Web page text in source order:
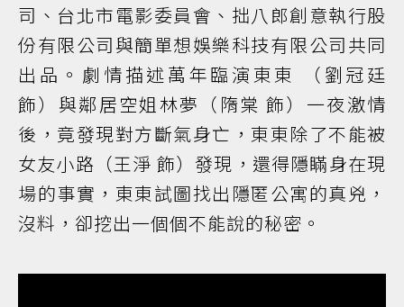
司、台北市電影委員會、拙八郎創意執行股
份有限公司與簡單想娛樂科技有限公司共同
出品。劇情描述萬年臨演東東 （劉冠廷
飾）與鄰居空姐林夢（隋棠 飾）一夜激情
後，竟發現對方斷氣身亡，東東除了不能被
女友小路（王淨 飾）發現，還得隱瞞身在現
場的事實，東東試圖找出隱匿公寓的真兇，
沒料，卻挖出一個個不能說的秘密。